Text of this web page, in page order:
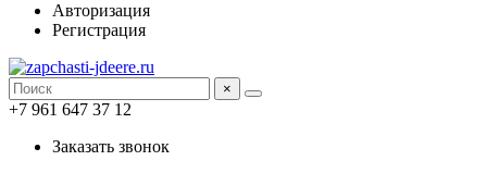
Авторизация
Регистрация
×
+7 961 647 37 12
Заказать звонок